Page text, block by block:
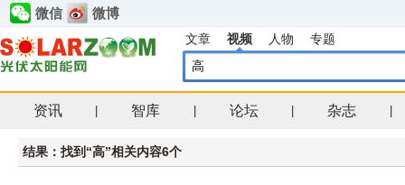
微信
微博
文章
视频 人物 专题
资讯 智库 论坛 杂志
结果：找到“高”相关内容6个